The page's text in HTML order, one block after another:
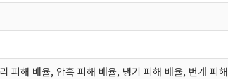
피해 배율, 암흑 피해 배율, 냉기 피해 배율, 번개 피해